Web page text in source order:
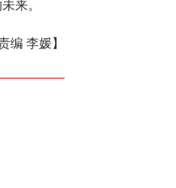
来。
编 李媛】